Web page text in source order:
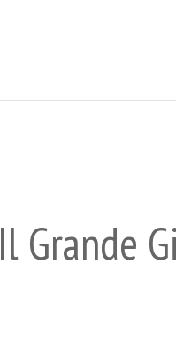
Il Grande